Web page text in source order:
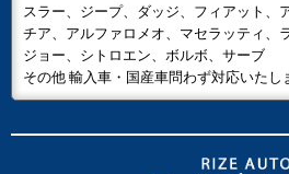
スラー、ジープ、ダッジ、フィアット、
チア、アルファロメオ、マセラッティ、
ジョー、シトロエン、ボルボ、サーブ
その他 輸入車・国産車問わず対応いたし